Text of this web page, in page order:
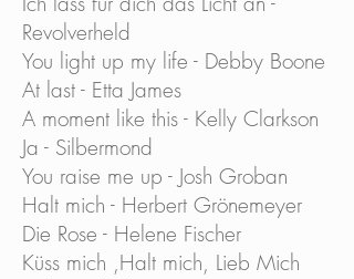
Revolverheld
You light up my life - Debby Boone
At last - Etta James
A moment like this - Kelly Clarkson
Ja - Silbermond
You raise me up - Josh Groban
Halt mich - Herbert Grönemeyer
Die Rose - Helene Fischer
Küss mich ,Halt mich, Lieb Mich